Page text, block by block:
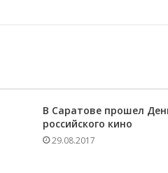
В Саратове прошел
российского кино
29.08.2017